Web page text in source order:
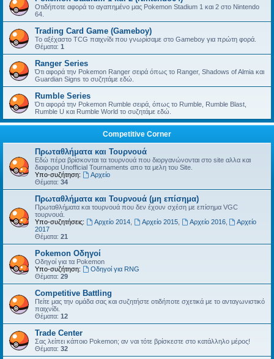
Οτιδήποτε αφορά το αγαπημένο μας Pokemon Stadium 1 και 2 στο Nintendo
64.
Trading Card Game (Gameboy)
Το αξέχαστο TCG παιχνίδι που γνωρίσαμε στο Gameboy για πρώτη φορά.
Θέματα: 1
Ranger Series
Ότι αφορά την Pokemon Ranger σειρά όπως το Ranger, Shadows of Almia και
Guardian Signs το συζητάμε εδώ.
Rumble Series
Ότι αφορά την Pokemon Rumble σειρά, όπως το Rumble, Rumble Blast,
Rumble U και Rumble World το συζητάμε εδώ.
Competitive Corner
Πρωταθλήματα και Τουρνουά
Εδώ πέρα βρίσκονται τα τουρνουά που διοργανώνονται στο site αλλα και
διαφορα Unofficial Tournaments απο τα μελη του Site.
Υπο-συζήτηση:
Αρχείο
Θέματα: 34
Πρωταθλήματα και Τουρνουά (μη επίσημα)
Πρωταθλήματα και τουρνουά που δεν έχουν σχέση με επίσημα VGC
τουρνουά.
Υπο-συζητήσεις:
Αρχείο 2014, Αρχείο 2015, Αρχείο 2016,
Αρχείο
2017
Θέματα: 21
Pokemon Οδηγοί
Οδηγοί για τα Pokemon
Υπο-συζήτηση:
Οδηγοί για RNG
Θέματα: 29
Competitive Battling
Πείτε μας την ομάδα σας και συζητήστε οτιδήποτε σχετικά με το ανταγωνιστικό
παιχνίδι.
Θέματα: 12
Trade Center
Σας λείπει κάποιο Pokemon; αν ναι τότε βρίσκεστε στο κατάλληλο μέρος!
Θέματα: 32